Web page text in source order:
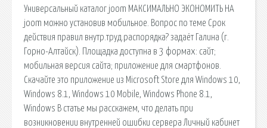
Универсальный каталог joom МАКСИМАЛЬНО ЭКОНОМИТЬ НА
joom можно установив мобильное. Вопрос по теме Срок
действия правил внутр.труд.распорядка? задаёт Галина (г.
Горно-Алтайск). Площадка доступна в 3 формах: сайт;
мобильная версия сайта; приложение для смартфонов.
Скачайте это приложение из Microsoft Store для Windows 10,
Windows 8.1, Windows 10 Mobile, Windows Phone 8.1,
Windows В статье мы расскажем, что делать при
возникновении внутренней ошибки сервера Личный кабинет